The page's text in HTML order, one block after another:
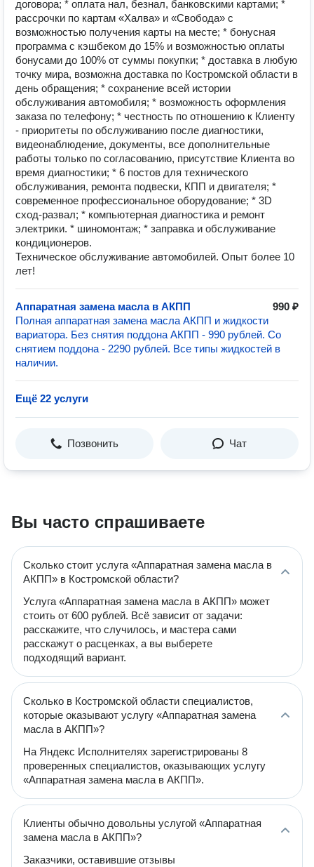
договора; * оплата нал, безнал, банковскими картами; *
рассрочки по картам «Халва» и «Свобода» с
возможностью получения карты на месте; * бонусная
программа с кэшбеком до 15% и возможностью оплаты
бонусами до 100% от суммы покупки; * доставка в любую
точку мира, возможна доставка по Костромской области в
день обращения; * сохранение всей истории
обслуживания автомобиля; * возможность оформления
заказа по телефону; * честность по отношению к Клиенту
- приоритеты по обслуживанию после диагностики,
видеонаблюдение, документы, все дополнительные
работы только по согласованию, присутствие Клиента во
время диагностики; * 6 постов для технического
обслуживания, ремонта подвески, КПП и двигателя; *
современное профессиональное оборудование; * 3D
сход-развал; * компьютерная диагностика и ремонт
электрики. * шиномонтаж; * заправка и обслуживание
кондиционеров.
Техническое обслуживание автомобилей. Опыт более 10
лет!
Аппаратная замена масла в АКПП
990 ₽
Полная аппаратная замена масла АКПП и жидкости
вариатора. Без снятия поддона АКПП - 990 рублей. Со
снятием поддона - 2290 рублей. Все типы жидкостей в
наличии.
Ещё 22 услуги
Позвонить Чат
Вы часто спрашиваете
Сколько стоит услуга «Аппаратная замена масла в
АКПП» в Костромской области?
Услуга «Аппаратная замена масла в АКПП» может
стоить от 600 рублей. Всё зависит от задачи:
расскажите, что случилось, и мастера сами
расскажут о расценках, а вы выберете
подходящий вариант.
Сколько в Костромской области специалистов,
которые оказывают услугу «Аппаратная замена
масла в АКПП»?
На Яндекс Исполнителях зарегистрированы 8
проверенных специалистов, оказывающих услугу
«Аппаратная замена масла в АКПП».
Клиенты обычно довольны услугой «Аппаратная
замена масла в АКПП»?
Заказчики, оставившие отзывы